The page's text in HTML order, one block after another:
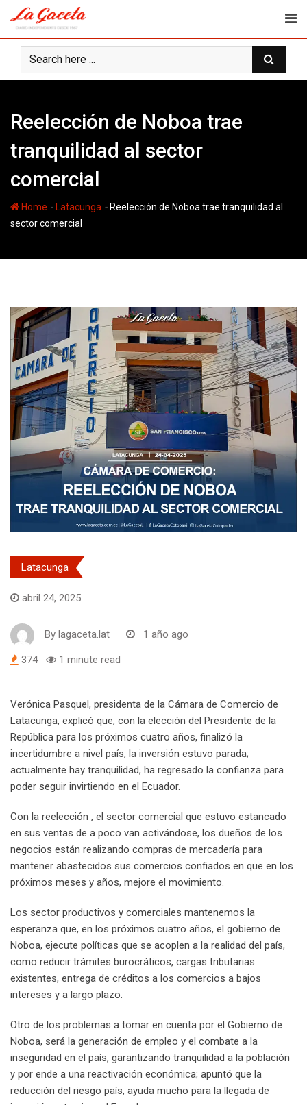
content
Reelección de Noboa trae
tranquilidad al sector
comercial
Home - Latacunga - Reelección de Noboa trae tranquilidad al
sector comercial
Latacunga
abril 24, 2025
By lagaceta.lat 1 año ago
374 1 minute read
Verónica Pasquel, presidenta de la Cámara de Comercio de
Latacunga, explicó que, con la elección del Presidente de la
República para los próximos cuatro años, finalizó la
incertidumbre a nivel país, la inversión estuvo parada;
actualmente hay tranquilidad, ha regresado la confianza para
poder seguir invirtiendo en el Ecuador.
Con la reelección , el sector comercial que estuvo estancado
en sus ventas de a poco van activándose, los dueños de los
negocios están realizando compras de mercadería para
mantener abastecidos sus comercios confiados en que en los
próximos meses y años, mejore el movimiento.
Los sector productivos y comerciales mantenemos la
esperanza que, en los próximos cuatro años, el gobierno de
Noboa, ejecute políticas que se acoplen a la realidad del país,
como reducir trámites burocráticos, cargas tributarias
existentes, entrega de créditos a los comercios a bajos
intereses y a largo plazo.
Otro de los problemas a tomar en cuenta por el Gobierno de
Noboa, será la generación de empleo y el combate a la
inseguridad en el país, garantizando tranquilidad a la población
y por ende a una reactivación económica; apuntó que la
reducción del riesgo país, ayuda mucho para la llegada de